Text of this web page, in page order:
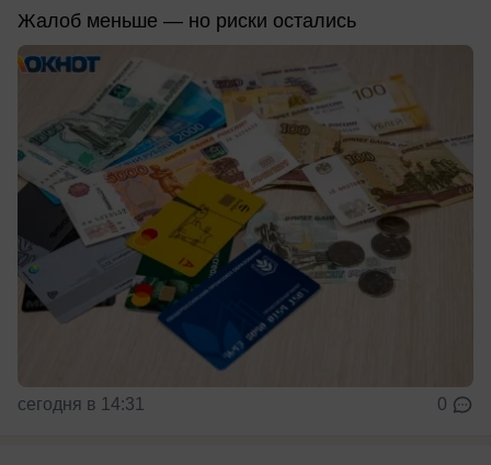
Жалоб меньше — но риски остались
сегодня в 14:31 0